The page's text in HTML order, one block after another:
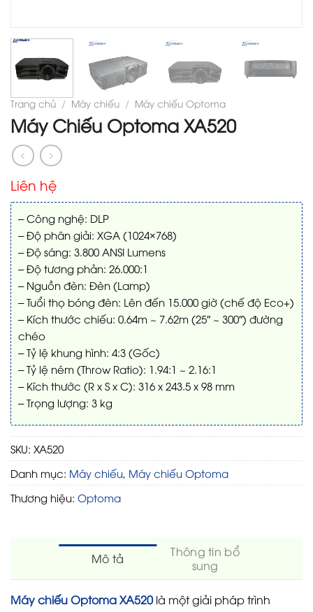
Trang chủ / Máy chiếu / Máy chiếu Optoma
Máy Chiếu Optoma XA520
Liên hệ
– Công nghệ: DLP
– Độ phân giải: XGA (1024×768)
– Độ sáng: 3.800 ANSI Lumens
– Độ tương phản: 26.000:1
– Nguồn đèn: Đèn (Lamp)
– Tuổi thọ bóng đèn: Lên đến 15.000 giờ (chế độ Eco+)
– Kích thước chiếu: 0.64m ~ 7.62m (25″ ~ 300″) đường
chéo
– Tỷ lệ khung hình: 4:3 (Gốc)
– Tỷ lệ ném (Throw Ratio): 1.94:1 ~ 2.16:1
– Kích thước (R x S x C): 316 x 243.5 x 98 mm
– Trọng lượng: 3 kg
SKU: XA520
Danh mục: Máy chiếu Máy chiếu Optoma
Thương hiệu: Optoma
Mô tả
Thông tin bổ
sung
Máy chiếu Optoma XA520 là một giải pháp trình